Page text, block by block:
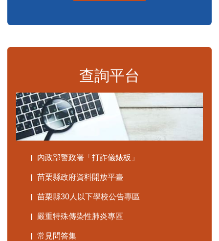
查詢平台
內政部警政署「打詐儀錶板」
苗栗縣政府資料開放平臺
苗栗縣30人以下學校公告專區
嚴重特殊傳染性肺炎專區
常見問答集